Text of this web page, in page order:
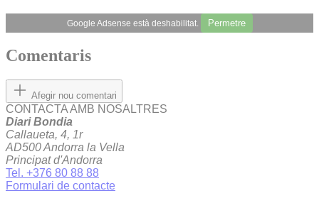
Google Adsense està deshabilitat. Permetre
Comentaris
Afegir nou comentari
CONTACTA AMB NOSALTRES
Diari Bondia
Callaueta, 4, 1r
AD500 Andorra la Vella
Principat d'Andorra
Tel. +376 80 88 88
Formulari de contacte